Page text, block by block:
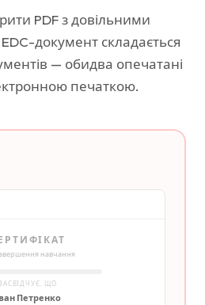
PDF з довільними
документ складається
— обидва опечатані
печаткою.
навчання
ЗАСВІДЧУЄ, ЩО
Петренко